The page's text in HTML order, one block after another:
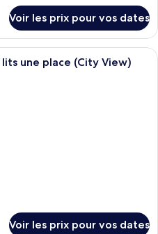
Voir les prix pour vos dates
Une chambre d’hôtel moderne avec
une place (City View)
Voir les prix pour vos dates